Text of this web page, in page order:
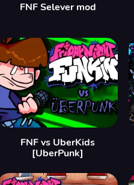
FNF Selever mod
FNF vs UberKids
[UberPunk]